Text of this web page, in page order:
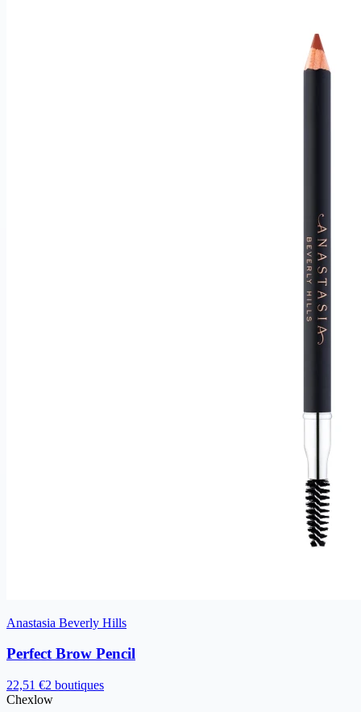
Anastasia Beverly Hills
Perfect Brow Pencil
22,51 €2 boutiques
Chexlow